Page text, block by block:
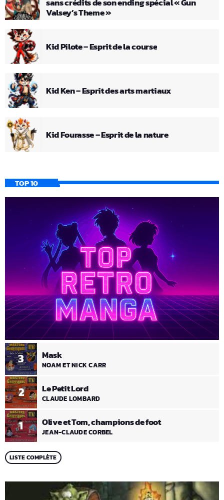
Valsey’s Theme »
Kid Pilote – Esprit de la course
Kid Ken – Esprit des arts martiaux
Kid Fourasse – Esprit de la nature
TOP 10
1 Olive et Tom, champions de foot
JEAN-CLAUDE CORBEL
2 Le Petit Lord
CLAUDE LOMBARD
3 Mask
NOAM ET NICK CARR
LISTE COMPLÈTE